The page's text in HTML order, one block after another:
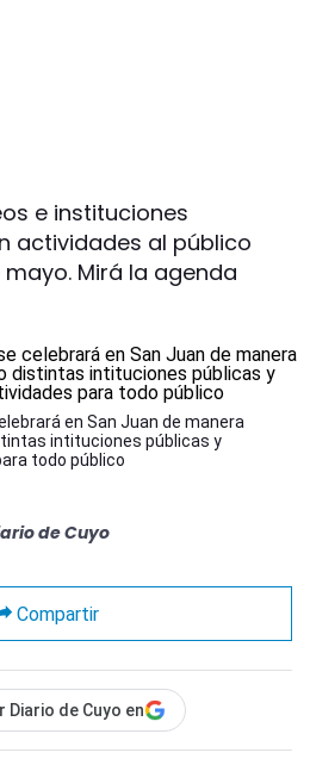
e instituciones
actividades al público
mayo. Mirá la agenda
en San Juan de manera
intituciones públicas y
todo público
de Cuyo
Compartir
Diario de Cuyo en